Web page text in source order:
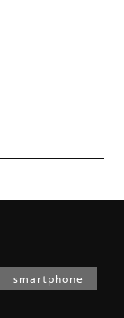
smartphone